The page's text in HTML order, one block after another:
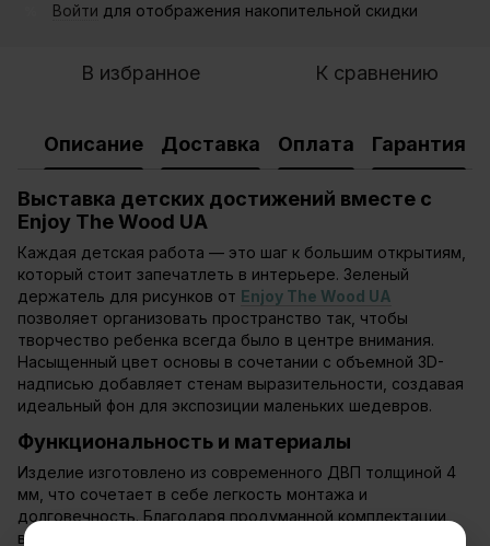
Войти для отображения накопительной скидки
В избранное К сравнению
Описание Доставка Оплата Гарантия
Выставка детских достижений вместе с
Enjoy The Wood UA
Каждая детская работа — это шаг к большим открытиям,
который стоит запечатлеть в интерьере. Зеленый
держатель для рисунков от Enjoy The Wood UA
позволяет организовать пространство так, чтобы
творчество ребенка всегда было в центре внимания.
Насыщенный цвет основы в сочетании с объемной 3D-
надписью добавляет стенам выразительности, создавая
идеальный фон для экспозиции маленьких шедевров.
Функциональность и материалы
Изделие изготовлено из современного ДВП толщиной 4
мм, что сочетает в себе легкость монтажа и
долговечность. Благодаря продуманной комплектации,
вы сможете закрепить аксессуар на любой ровной